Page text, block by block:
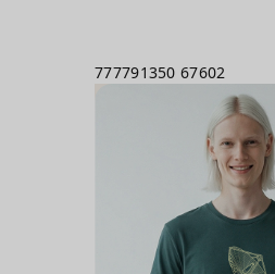
777791350 67602